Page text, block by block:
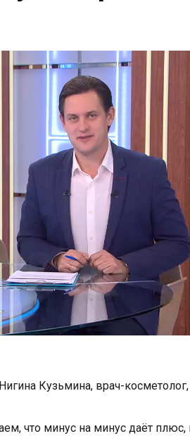
Кузьмина, врач-
что минус на минус даёт плюс,